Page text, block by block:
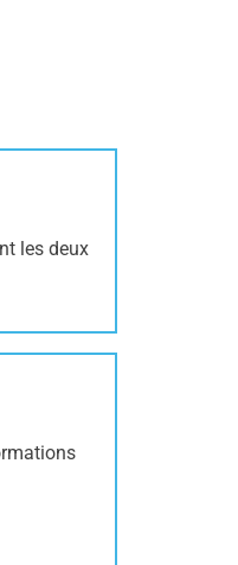
les deux